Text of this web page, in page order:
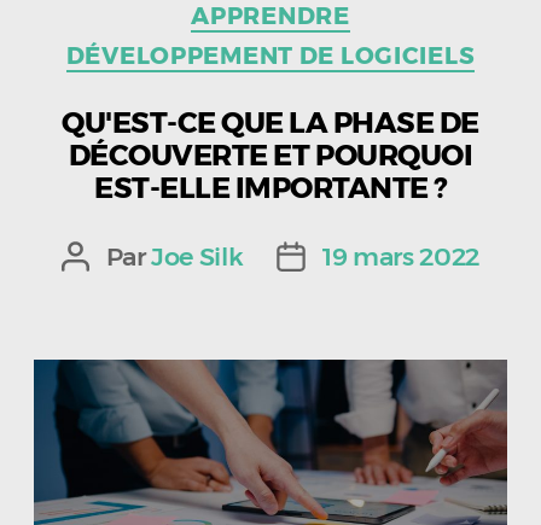
APPRENDRE
DÉVELOPPEMENT DE LOGICIELS
QU'EST-CE QUE LA PHASE DE
DÉCOUVERTE ET POURQUOI
EST-ELLE IMPORTANTE ?
Auteur
ParJoe Silk
Date19 mars 2022